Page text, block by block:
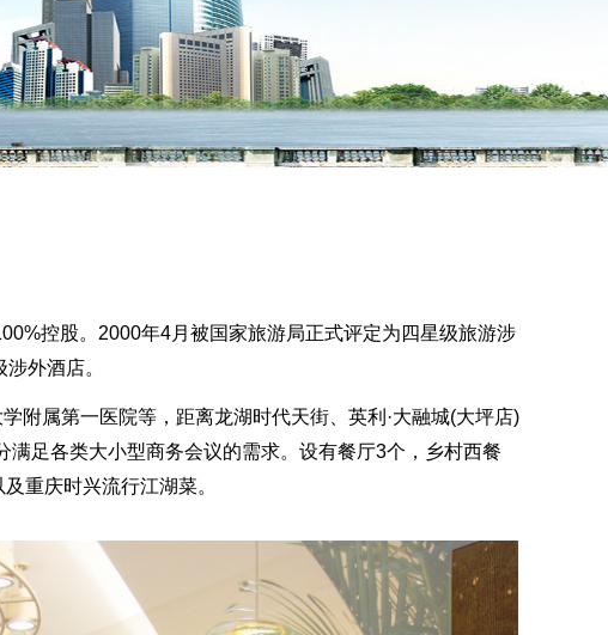
控股。2000年4月被国家旅游局正式评定为四星级旅游涉
外酒店。
属第一医院等，距离龙湖时代天街、英利·大融城(大坪店)
足各类大小型商务会议的需求。设有餐厅3个，乡村西餐
重庆时兴流行江湖菜。